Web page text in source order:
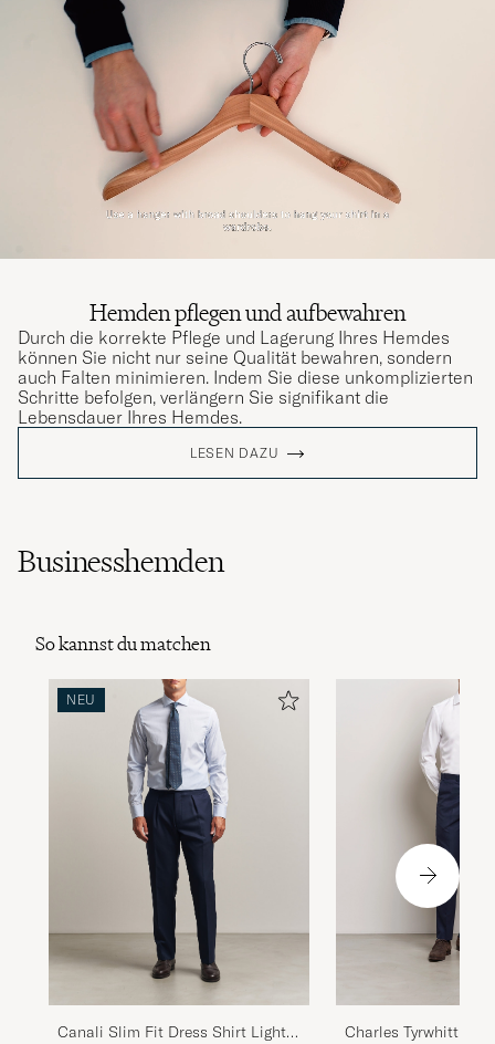
Hemden pflegen und aufbewahren
Durch die korrekte Pflege und Lagerung Ihres Hemdes
können Sie nicht nur seine Qualität bewahren, sondern
auch Falten minimieren. Indem Sie diese unkomplizierten
Schritte befolgen, verlängern Sie signifikant die
Lebensdauer Ihres Hemdes.
LESEN DAZU
Businesshemden
So kannst du matchen
NEU
Canali Slim Fit Dress Shirt Light
Charles Tyrwhitt